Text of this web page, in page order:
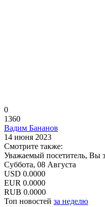
0
1360
Вадим Бананов
14 июня 2023
Смотрите также:
Уважаемый посетитель, Вы
Суббота, 08 Августа
USD 0.0000
EUR 0.0000
RUB 0.0000
Топ новостей за неделю